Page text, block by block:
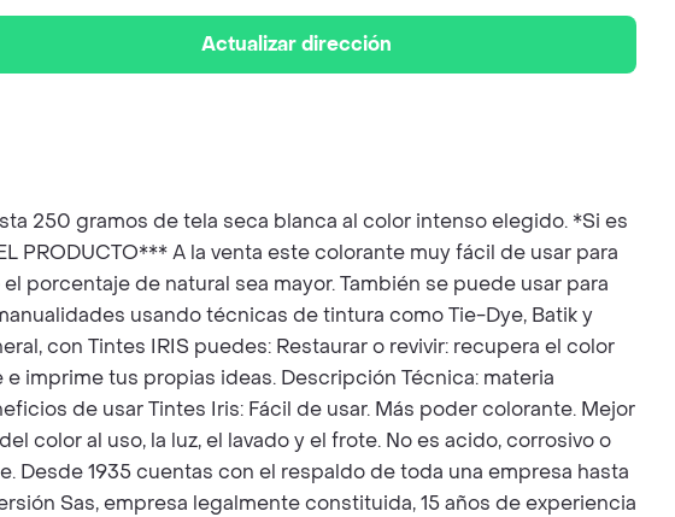
Actualizar dirección
250 gramos de tela seca blanca al color intenso elegido. *Si es
PRODUCTO*** A la venta este colorante muy fácil de usar para
porcentaje de natural sea mayor. También se puede usar para
usando técnicas de tintura como Tie-Dye, Batik y
con Tintes IRIS puedes: Restaurar o revivir: recupera el color
imprime tus propias ideas. Descripción Técnica: materia
de usar Tintes Iris: Fácil de usar. Más poder colorante. Mejor
color al uso, la luz, el lavado y el frote. No es acido, corrosivo o
Desde 1935 cuentas con el respaldo de toda una empresa hasta
Sas, empresa legalmente constituida, 15 años de experiencia